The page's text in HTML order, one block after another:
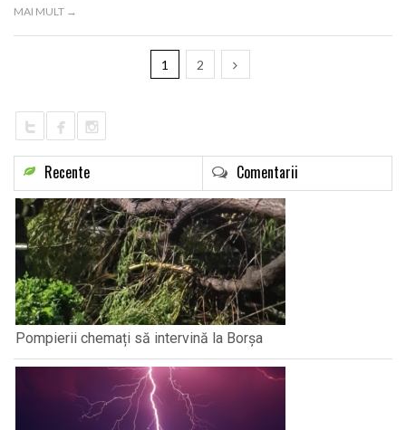
MAI MULT →
1 2
Recente Comentarii
Pompierii chemați să intervină la Borșa